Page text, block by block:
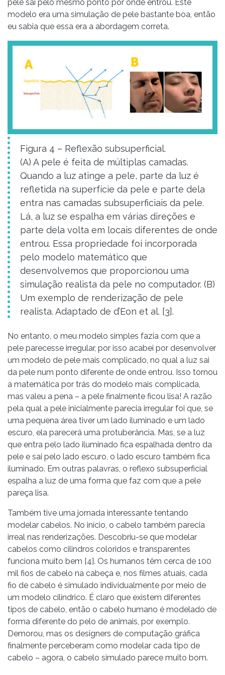
pele sai pelo mesmo ponto por onde entrou. Este
modelo era uma simulação de pele bastante boa, então
eu sabia que essa era a abordagem correta.
Figura 4 – Reflexão subsuperficial.
(A) A pele é feita de múltiplas camadas.
Quando a luz atinge a pele, parte da luz é
refletida na superfície da pele e parte dela
entra nas camadas subsuperficiais da pele.
Lá, a luz se espalha em várias direções e
parte dela volta em locais diferentes de onde
entrou. Essa propriedade foi incorporada
pelo modelo matemático que
desenvolvemos que proporcionou uma
simulação realista da pele no computador. (B)
Um exemplo de renderização de pele
realista. Adaptado de d’Eon et al. [3].
No entanto, o meu modelo simples fazia com que a
pele parecesse irregular, por isso acabei por desenvolver
um modelo de pele mais complicado, no qual a luz sai
da pele num ponto diferente de onde entrou. Isso tornou
a matemática por trás do modelo mais complicada,
mas valeu a pena – a pele finalmente ficou lisa! A razão
pela qual a pele inicialmente parecia irregular foi que, se
uma pequena área tiver um lado iluminado e um lado
escuro, ela parecerá uma protuberância. Mas, se a luz
que entra pelo lado iluminado fica espalhada dentro da
pele e sai pelo lado escuro, o lado escuro também fica
iluminado. Em outras palavras, o reflexo subsuperficial
espalha a luz de uma forma que faz com que a pele
pareça lisa.
Também tive uma jornada interessante tentando
modelar cabelos. No início, o cabelo também parecia
irreal nas renderizações. Descobriu-se que modelar
cabelos como cilindros coloridos e transparentes
funciona muito bem [4]. Os humanos têm cerca de 100
mil fios de cabelo na cabeça e, nos filmes atuais, cada
fio de cabelo é simulado individualmente por meio de
um modelo cilíndrico. É claro que existem diferentes
tipos de cabelo, então o cabelo humano é modelado de
forma diferente do pelo de animais, por exemplo.
Demorou, mas os designers de computação gráfica
finalmente perceberam como modelar cada tipo de
cabelo – agora, o cabelo simulado parece muito bom.